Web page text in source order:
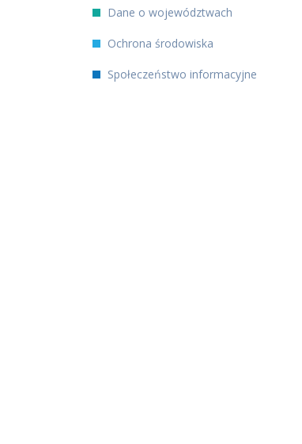
Dane o województwach
Ochrona środowiska
Społeczeństwo informacyjne